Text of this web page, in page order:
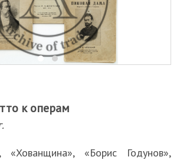
к операм
«Хованщина», «Борис Годунов»,